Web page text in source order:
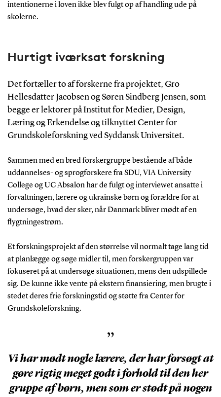
intentionerne i loven ikke blev fulgt op af handling ude på
skolerne.
Hurtigt iværksat forskning
Det fortæller to af forskerne fra projektet, Gro
Hellesdatter Jacobsen og Søren Sindberg Jensen, som
begge er lektorer på Institut for Medier, Design,
Læring og Erkendelse og tilknyttet Center for
Grundskoleforskning ved Syddansk Universitet.
Sammen med en bred forskergruppe bestående af både
uddannelses- og sprogforskere fra SDU, VIA University
College og UC Absalon har de fulgt og interviewet ansatte i
forvaltningen, lærere og ukrainske børn og forældre for at
undersøge, hvad der sker, når Danmark bliver mødt af en
flygtningestrøm.
Et forskningsprojekt af den størrelse vil normalt tage lang tid
at planlægge og søge midler til, men forskergruppen var
fokuseret på at undersøge situationen, mens den udspillede
sig. De kunne ikke vente på ekstern finansiering, men brugte i
stedet deres frie forskningstid og støtte fra Center for
Grundskoleforskning.
”
Vi har mødt nogle lærere, der har forsøgt at
gøre rigtig meget godt i forhold til den her
gruppe af børn, men som er stødt på nogen